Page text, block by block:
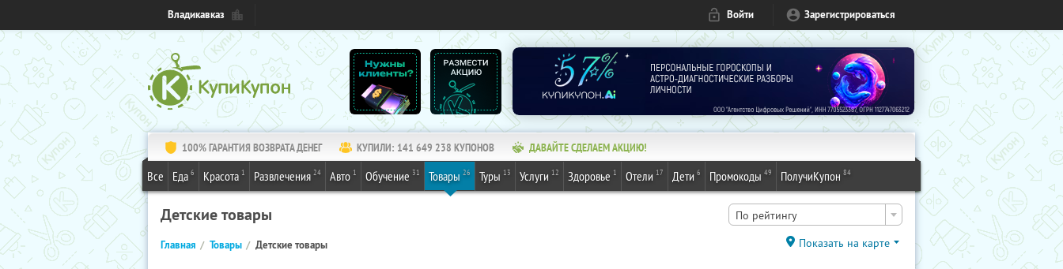
Владикавказ Войти Зарегистрироваться
100% ГАРАНТИЯ ВОЗВРАТА ДЕНЕГ КУПИЛИ: 141 649 238 КУПОНОВ ДАВАЙТЕ СДЕЛАЕМ АКЦИЮ!
Все Еда 6 Красота 1 Развлечения 24 Авто 1 Обучение 31 Товары 26 Туры 13 Услуги 12 Здоровье 1 Отели 17 Дети 6 Промокоды 49 ПолучиКупон 84
Детские товары По рейтингу
Главная Товары Детские товары Показать на карте